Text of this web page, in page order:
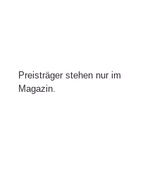
Preisträger stehen nur im
Magazin.